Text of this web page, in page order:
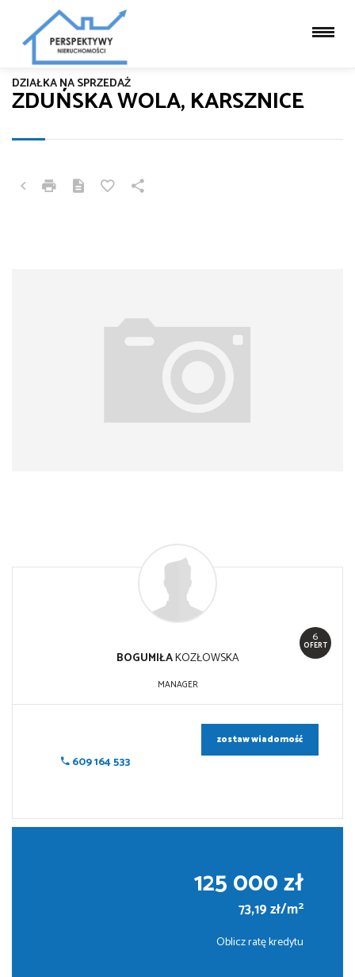
ZDUŃSKA WOLA, KARSZNICE
DZIAŁKA NA SPRZEDAŻ
6
OFERT
BOGUMIŁAKOZŁOWSKA
MANAGER
609 164 533
zostaw wiadomość
125 000 zł
73,19 zł/m2
Oblicz ratę kredytu